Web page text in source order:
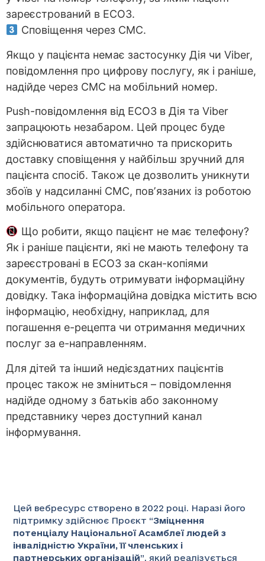
зареєстрований в ЕСОЗ.
Сповіщення через СМС.
Якщо у пацієнта немає застосунку Дія чи Viber,
повідомлення про цифрову послугу, як і раніше,
надійде через СМС на мобільний номер.
Push-повідомлення від ЕСОЗ в Дія та Viber
запрацюють незабаром. Цей процес буде
здійснюватися автоматично та прискорить
доставку сповіщення у найбільш зручний для
пацієнта спосіб. Також це дозволить уникнути
збоїв у надсиланні СМС, повʼязаних із роботою
мобільного оператора.
Що робити, якщо пацієнт не має телефону?
Як і раніше пацієнти, які не мають телефону та
зареєстровані в ЕСОЗ за скан-копіями
документів, будуть отримувати інформаційну
довідку. Така інформаційна довідка містить всю
інформацію, необхідну, наприклад, для
погашення е-рецепта чи отримання медичних
послуг за е-направленням.
Для дітей та інший недієздатних пацієнтів
процес також не зміниться – повідомлення
надійде одному з батьків або законному
представнику через доступний канал
інформування.
Цей вебресурс створено в 2022 році. Наразі його
підтримку здійснює Проєкт “Зміцнення
потенціалу Національної Асамблеї людей з
інвалідністю України, її членських і
партнерських організацій”, який реалізується